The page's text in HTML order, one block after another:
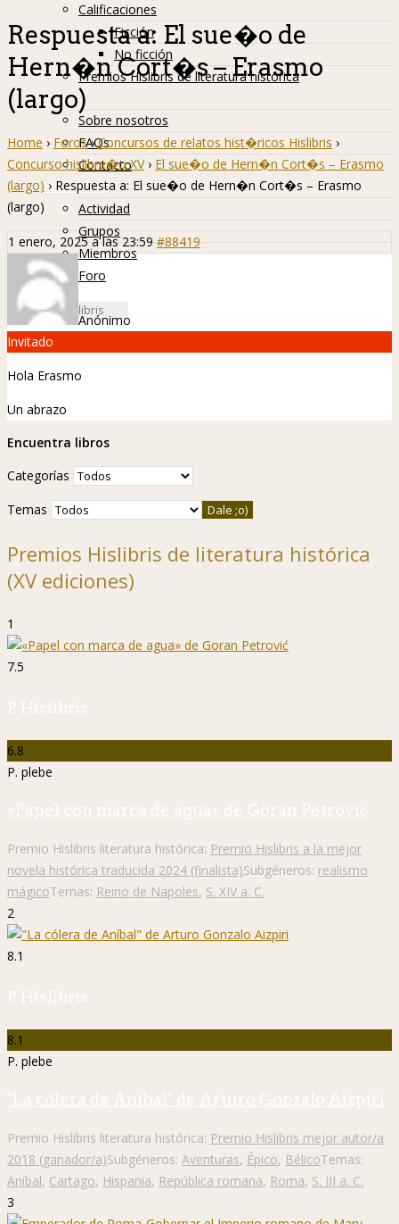
Calificaciones
Ficción
No ficción
Premios Hislibris de literatura histórica
Info
Sobre nosotros
FAQs
Contacto
Hislibreños
Actividad
Grupos
Miembros
Foro
Respuesta a: El sue�o de
Hern�n Cort�s – Erasmo
(largo)
Home › Foros › Concursos de relatos hist�ricos Hislibris ›
Concurso hislibre�o XV › El sue�o de Hern�n Cort�s – Erasmo
(largo) › Respuesta a: El sue�o de Hern�n Cort�s – Erasmo
(largo)
1 enero, 2025 a las 23:59 #88419
Anónimo
Invitado
Hola Erasmo
Un abrazo
Encuentra libros
Categorías
Temas
Premios Hislibris de literatura histórica
(XV ediciones)
1
7.5
P. Hislibris
6.8
P. plebe
«Papel con marca de agua» de Goran Petrović
Premio Hislibris literatura histórica: Premio Hislibris a la mejor
novela histórica traducida 2024 (finalista)Subgéneros: realismo
mágicoTemas: Reino de Napoles, S. XIV a. C.
2
8.1
P. Hislibris
8.1
P. plebe
"La cólera de Aníbal" de Arturo Gonzalo Aizpiri
Premio Hislibris literatura histórica: Premio Hislibris mejor autor/a
2018 (ganador/a)Subgéneros: Aventuras, Épico, BélicoTemas:
Aníbal, Cartago, Hispania, República romana, Roma, S. III a. C.
3